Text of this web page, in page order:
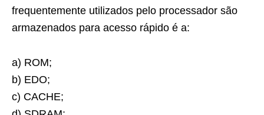
frequentemente utilizados pelo processador são
armazenados para acesso rápido é a:
a) ROM;
b) EDO;
c) CACHE;